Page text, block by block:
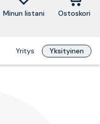
Minun listani Ostoskori
Yritys Yksityinen